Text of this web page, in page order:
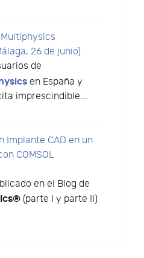
Multiphysics
26 de junio)
de
en España y
imprescindible...
Implante CAD en un
COMSOL
en el Blog de
(parte I y parte II)